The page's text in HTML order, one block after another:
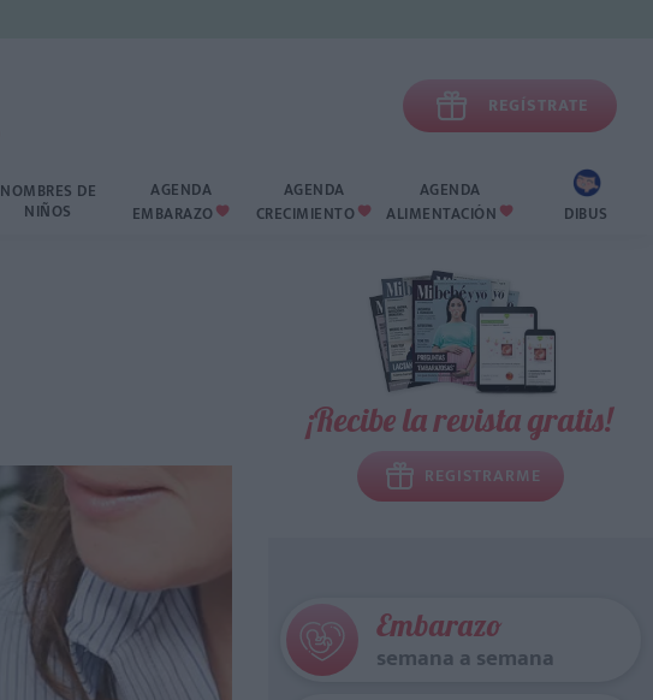
 REGÍSTRATE
NOMBRES DE
NIÑOS
AGENDA
EMBARAZO 
AGENDA
CRECIMIENTO 
AGENDA
ALIMENTACIÓN  DIBUS
¡Recibe la revista gratis!
REGISTRARME
Embarazo
semana a semana